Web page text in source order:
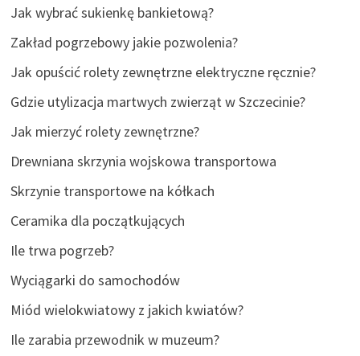
Jak wybrać sukienkę bankietową?
Zakład pogrzebowy jakie pozwolenia?
Jak opuścić rolety zewnętrzne elektryczne ręcznie?
Gdzie utylizacja martwych zwierząt w Szczecinie?
Jak mierzyć rolety zewnętrzne?
Drewniana skrzynia wojskowa transportowa
Skrzynie transportowe na kółkach
Ceramika dla początkujących
Ile trwa pogrzeb?
Wyciągarki do samochodów
Miód wielokwiatowy z jakich kwiatów?
Ile zarabia przewodnik w muzeum?